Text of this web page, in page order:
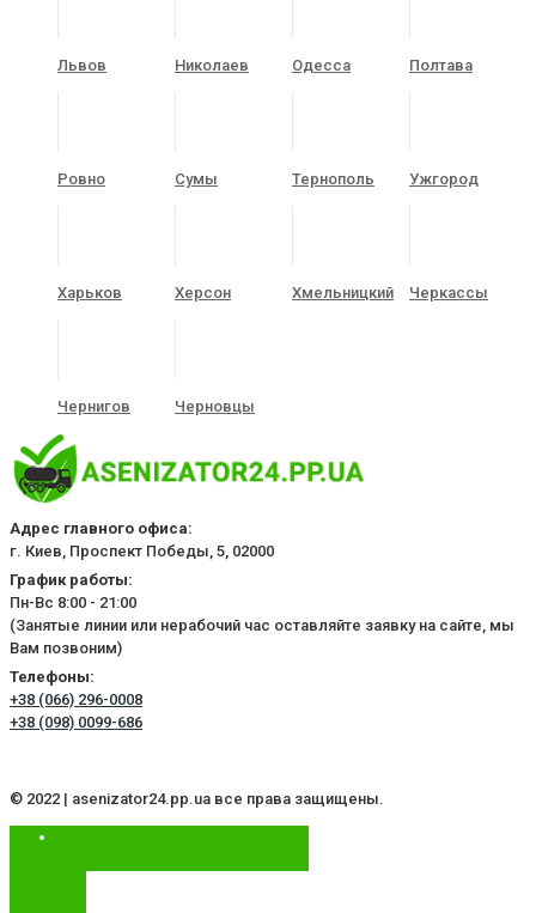
Львов Николаев Одесса Полтава
Ровно Сумы Тернополь Ужгород
Харьков Херсон Хмельницкий Черкассы
Чернигов Черновцы
Адрес главного офиса:
г. Киев, Проспект Победы, 5, 02000
График работы:
Пн-Вс 8:00 - 21:00
(Занятые линии или нерабочий час оставляйте заявку на сайте, мы
Вам позвоним)
Телефоны:
+38 (066) 296-0008
+38 (098) 0099-686
© 2022 | asenizator24.pp.ua все права защищены.